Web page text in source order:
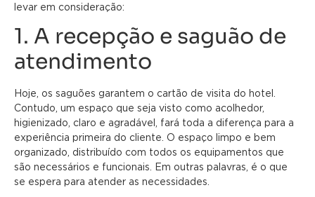
levar em consideração:
1. A recepção e saguão de
atendimento
Hoje, os saguões garantem o cartão de visita do hotel.
Contudo, um espaço que seja visto como acolhedor,
higienizado, claro e agradável, fará toda a diferença para a
experiência primeira do cliente. O espaço limpo e bem
organizado, distribuído com todos os equipamentos que
são necessários e funcionais. Em outras palavras, é o que
se espera para atender as necessidades.